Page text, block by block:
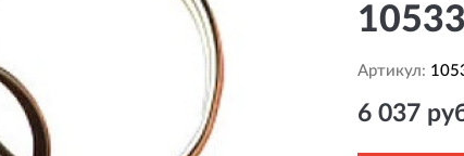
Артикул:
6 037